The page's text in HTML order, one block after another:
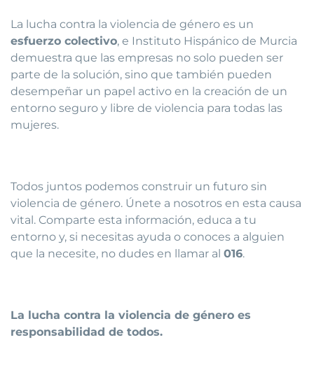
La lucha contra la violencia de género es un
esfuerzo colectivo, e Instituto Hispánico de Murcia
demuestra que las empresas no solo pueden ser
parte de la solución, sino que también pueden
desempeñar un papel activo en la creación de un
entorno seguro y libre de violencia para todas las
mujeres.
Todos juntos podemos construir un futuro sin
violencia de género. Únete a nosotros en esta causa
vital. Comparte esta información, educa a tu
entorno y, si necesitas ayuda o conoces a alguien
que la necesite, no dudes en llamar al 016.
La lucha contra la violencia de género es
responsabilidad de todos.